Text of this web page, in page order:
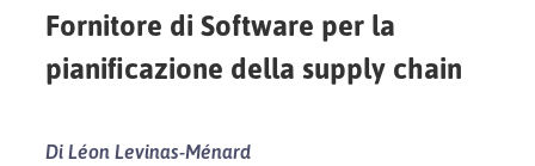
Fornitore di Software per la
pianificazione della supply chain
Di Léon Levinas-Ménard